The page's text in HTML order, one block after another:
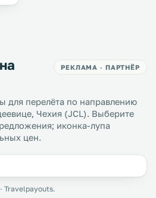
РЕКЛАМА · ПАРТНЁР
для перелёта по направлению
Чехия (JCL). Выберите
иконка-лупа
цен.
Travelpayouts.